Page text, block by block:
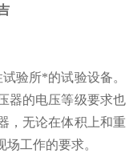
验所*的试验设备。
器的电压等级要求也
，无论在体积上和重
工作的要求。